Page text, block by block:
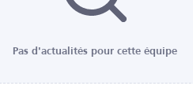
Pas d'actualités pour cette équipe